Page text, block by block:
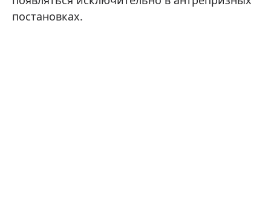
постановках.